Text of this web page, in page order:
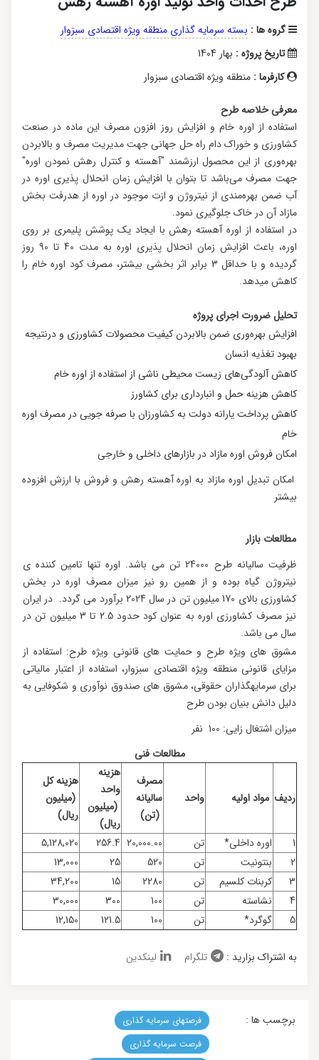
گروه ها : بسته سرمایه گذاری منطقه ویژه اقتصادی سبزوار
تاریخ پروژه : بهار 1404
کارفرما : منطقه ویژه اقتصادی سبزوار
معرفی خلاصه طرح
استفاده از اوره خام و افزایش روز افزون مصرف این ماده در صنعت
کشاورزی و خوراک دام راه حل جهانی جهت مدیریت مصرف و بالابردن
بهره‌وری از این محصول ارزشمند "آهسته و کنترل رهش نمودن اوره"
جهت مصرف می‌باشد تا بتوان با افزایش زمان انحلال پذیری اوره در
آب ضمن بهره‌مندی از نیتروژن و ازت موجود در اوره از هدرفت بخش
مازاد آن در خاک جلوگیری نمود.
در استفاده از اوره آهسته رهش با ایجاد یک پوشش پلیمری بر روی
اوره، باعث افزایش زمان انحلال پذیری اوره به مدت 40 تا 90 روز
گردیده و با حداقل 3 برابر اثر بخشی بیشتر، مصرف کود اوره خام را
کاهش می‏دهد.
تحلیل ضرورت اجرای پروژه
افزایش بهره‌وری ضمن بالابردن کیفیت محصولات کشاورزی و درنتیجه
بهبود تغذیه انسان
کاهش آلودگی‌های زیست محیطی ناشی از استفاده از اوره خام
کاهش هزینه حمل و انبارداری برای کشاورز
کاهش پرداخت یارانه دولت به کشاورزان با صرفه جویی در مصرف اوره
خام
امکان فروش اوره مازاد در بازارهای داخلی و خارجی
امکان تبدیل اوره مازاد به اوره آهسته رهش و فروش با ارزش افزوده
بیشتر
مطالعات بازار
ظرفیت سالیانه طرح 24000 تن می باشد. اوره تنها تامین کننده ی
نیتروژن گیاه بوده و از همین رو نیز میزان مصرف اوره در بخش
کشاورزی بالای 170 میلیون تن در سال 2024 برآورد می گردد. در ایران
نیز مصرف کشاورزی اوره به عنوان کود حدود 2.5 تا 3 میلیون تن در
سال می باشد.
مشوق های ویژه طرح و حمایت های قانونی ویژه طرح: استفاده از
مزایای قانونی منطقه ویژه اقتصادی سبزوار، استفاده از اعتبار مالیاتی
برای سرمایه‏گذاران حقوقی، مشوق های صندوق نوآوری و شکوفایی به
دلیل دانش بنیان بودن طرح
میزان اشتغال زایی: 100 نفر
مطالعات فنی
ردیف مواد اولیه واحد
مصرف
سالیانه
(تن)
هزینه
واحد
(میلیون
ریال)
هزینه کل
(میلیون
ریال)
1
اوره داخلی* تن 20,000.00
256.4
5,128,020
2
بنتونیت تن 520
25
13,000
3
کربنات کلسیم تن 2280
15
34,200
4
نشاسته تن 100
300
30,000
5
گوگرد* تن 100
121.5
12,150
به اشتراک بزارید : تلگرام لینکدین
برچسب ها :
فرصتهای سرمایه گذاری
فرصت سرمایه گذاری